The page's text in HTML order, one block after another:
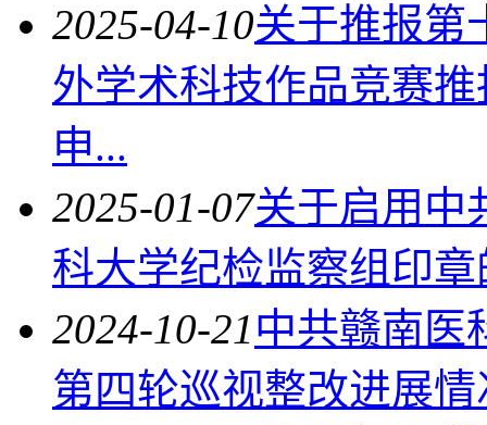
2025-04-10关于推报第
外学术科技作品竞赛
申...
2025-01-07关于启用中
科大学纪检监察组印章
2024-10-21中共赣南医
第四轮巡视整改进展